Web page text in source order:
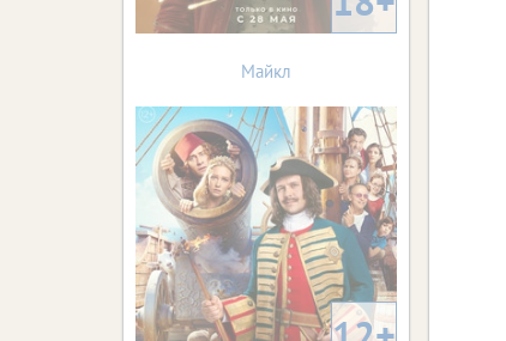
Майкл